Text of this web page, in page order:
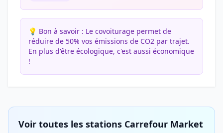
💡 Bon à savoir : Le covoiturage permet de
réduire de 50% vos émissions de CO2 par trajet.
En plus d'être écologique, c'est aussi économique
!
Voir toutes les stations Carrefour Market